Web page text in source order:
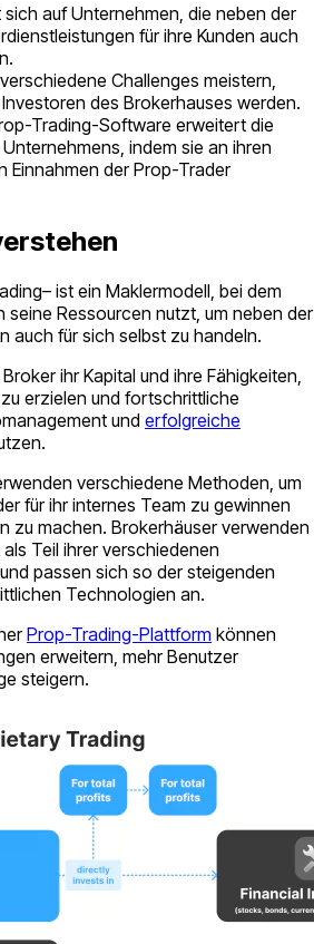
auf Unternehmen, die neben der
für ihre Kunden auch
Challenges meistern,
des Brokerhauses werden.
Trading-Software erweitert die
indem sie an ihren
Einnahmen der Prop-Trader
ist ein Maklermodell, bei dem
seine Ressourcen nutzt, um neben der
auch für sich selbst zu handeln.
ihr Kapital und ihre Fähigkeiten,
erzielen und fortschrittliche
und erfolgreiche
verschiedene Methoden, um
für ihr internes Team zu gewinnen
zu machen. Brokerhäuser verwenden
Teil ihrer verschiedenen
passen sich so der steigenden
Technologien an.
Prop-Trading-Plattform können
erweitern, mehr Benutzer
steigern.